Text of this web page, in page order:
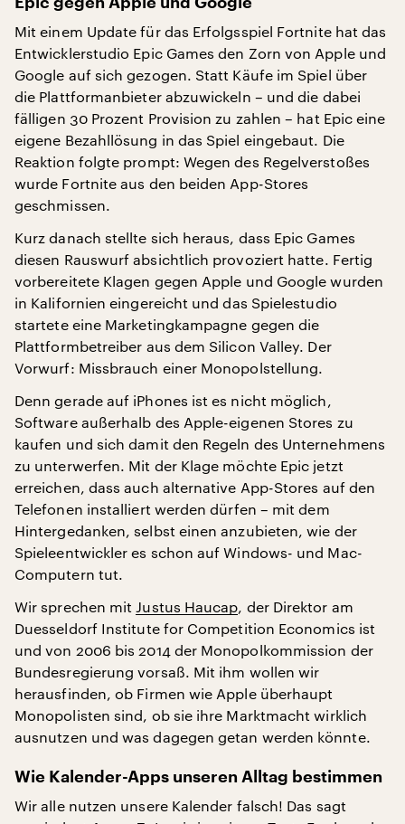
Mit einem Update für das Erfolgsspiel Fortnite hat das
Entwicklerstudio Epic Games den Zorn von Apple und
Google auf sich gezogen. Statt Käufe im Spiel über
die Plattformanbieter abzuwickeln – und die dabei
fälligen 30 Prozent Provision zu zahlen – hat Epic eine
eigene Bezahllösung in das Spiel eingebaut. Die
Reaktion folgte prompt: Wegen des Regelverstoßes
wurde Fortnite aus den beiden App-Stores
geschmissen.
Kurz danach stellte sich heraus, dass Epic Games
diesen Rauswurf absichtlich provoziert hatte. Fertig
vorbereitete Klagen gegen Apple und Google wurden
in Kalifornien eingereicht und das Spielestudio
startete eine Marketingkampagne gegen die
Plattformbetreiber aus dem Silicon Valley. Der
Vorwurf: Missbrauch einer Monopolstellung.
Denn gerade auf iPhones ist es nicht möglich,
Software außerhalb des Apple-eigenen Stores zu
kaufen und sich damit den Regeln des Unternehmens
zu unterwerfen. Mit der Klage möchte Epic jetzt
erreichen, dass auch alternative App-Stores auf den
Telefonen installiert werden dürfen – mit dem
Hintergedanken, selbst einen anzubieten, wie der
Spieleentwickler es schon auf Windows- und Mac-
Computern tut.
Wir sprechen mitJustus Haucap, der Direktor am
Duesseldorf Institute for Competition Economics ist
und von 2006 bis 2014 der Monopolkommission der
Bundesregierung vorsaß. Mit ihm wollen wir
herausfinden, ob Firmen wie Apple überhaupt
Monopolisten sind, ob sie ihre Marktmacht wirklich
ausnutzen und was dagegen getan werden könnte.
Wie Kalender-Apps unseren Alltag bestimmen
Wir alle nutzen unsere Kalender falsch! Das sagt